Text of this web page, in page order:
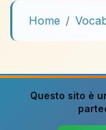
Home
Questo sito è